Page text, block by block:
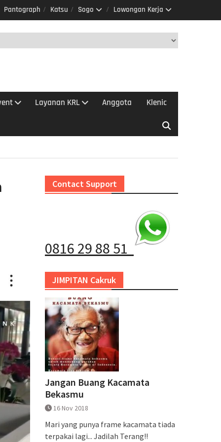
Pantograph Katsu Sogo Lowongan Kerja
Layanan KRL Anggota Klenic
Contact Support
0816 29 88 51
JIMPITAN Cakruk
Jangan Buang Kacamata
Bekasmu
16 Nov 2018
Mari yang punya frame kacamata tiada
terpakai lagi... Jadilah Terang!!